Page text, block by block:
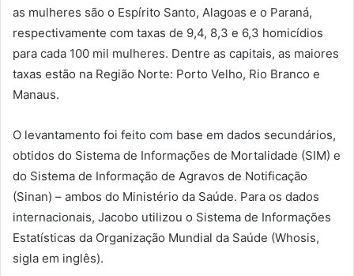
as mulheres são o Espírito Santo, Alagoas e o Paraná,
respectivamente com taxas de 9,4, 8,3 e 6,3 homicídios
para cada 100 mil mulheres. Dentre as capitais, as maiores
taxas estão na Região Norte: Porto Velho, Rio Branco e
Manaus.
O levantamento foi feito com base em dados secundários,
obtidos do Sistema de Informações de Mortalidade (SIM) e
do Sistema de Informação de Agravos de Notificação
(Sinan) – ambos do Ministério da Saúde. Para os dados
internacionais, Jacobo utilizou o Sistema de Informações
Estatísticas da Organização Mundial da Saúde (Whosis,
sigla em inglês).